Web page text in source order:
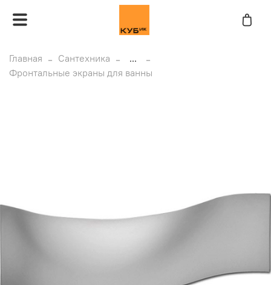
Главная Сантехника
...
Фронтальные экраны для ванны